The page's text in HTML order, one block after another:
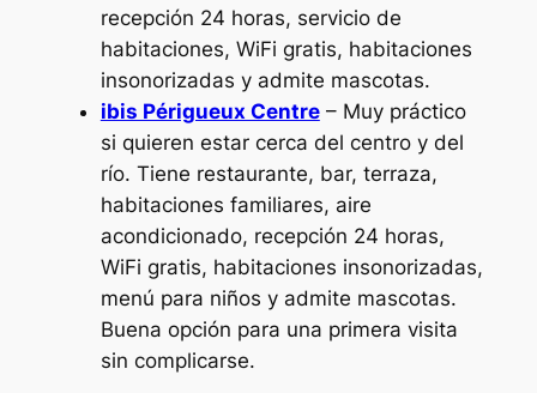
recepción 24 horas, servicio de
habitaciones, WiFi gratis, habitaciones
insonorizadas y admite mascotas.
ibis Périgueux Centre– Muy práctico
si quieren estar cerca del centro y del
río. Tiene restaurante, bar, terraza,
habitaciones familiares, aire
acondicionado, recepción 24 horas,
WiFi gratis, habitaciones insonorizadas,
menú para niños y admite mascotas.
Buena opción para una primera visita
sin complicarse.